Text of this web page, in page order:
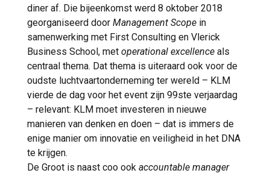
diner af. Die bijeenkomst werd 8 oktober 2018
georganiseerd door Management Scope in
samenwerking met First Consulting en Vlerick
Business School, met operational excellence als
centraal thema. Dat thema is uiteraard ook voor de
oudste luchtvaartonderneming ter wereld – KLM
vierde de dag voor het event zijn 99ste verjaardag
– relevant: KLM moet investeren in nieuwe
manieren van denken en doen – dat is immers de
enige manier om innovatie en veiligheid in het DNA
te krijgen.
De Groot is naast coo ook accountable manager